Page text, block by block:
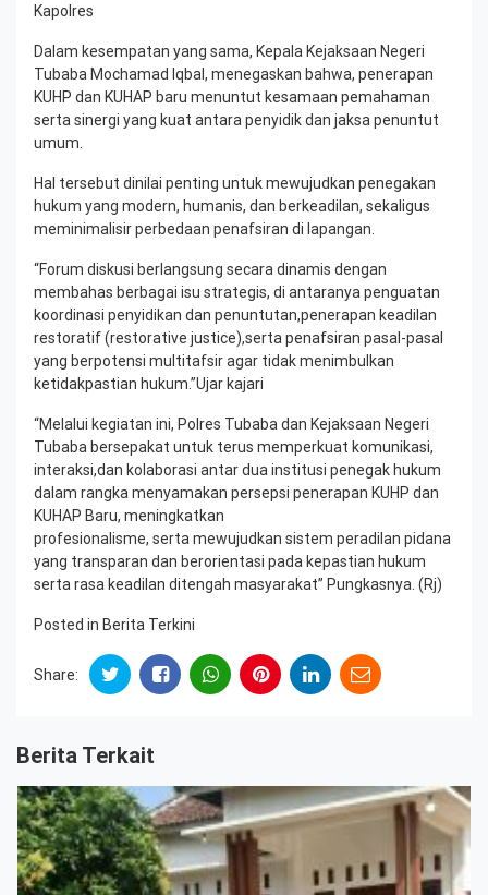
Kapolres
Dalam kesempatan yang sama, Kepala Kejaksaan Negeri
Tubaba Mochamad Iqbal, menegaskan bahwa, penerapan
KUHP dan KUHAP baru menuntut kesamaan pemahaman
serta sinergi yang kuat antara penyidik dan jaksa penuntut
umum.
Hal tersebut dinilai penting untuk mewujudkan penegakan
hukum yang modern, humanis, dan berkeadilan, sekaligus
meminimalisir perbedaan penafsiran di lapangan.
“Forum diskusi berlangsung secara dinamis dengan
membahas berbagai isu strategis, di antaranya penguatan
koordinasi penyidikan dan penuntutan,penerapan keadilan
restoratif (restorative justice),serta penafsiran pasal-pasal
yang berpotensi multitafsir agar tidak menimbulkan
ketidakpastian hukum.”Ujar kajari
“Melalui kegiatan ini, Polres Tubaba dan Kejaksaan Negeri
Tubaba bersepakat untuk terus memperkuat komunikasi,
interaksi,dan kolaborasi antar dua institusi penegak hukum
dalam rangka menyamakan persepsi penerapan KUHP dan
KUHAP Baru, meningkatkan
profesionalisme, serta mewujudkan sistem peradilan pidana
yang transparan dan berorientasi pada kepastian hukum
serta rasa keadilan ditengah masyarakat” Pungkasnya. (Rj)
Posted in Berita Terkini
Share:
Berita Terkait